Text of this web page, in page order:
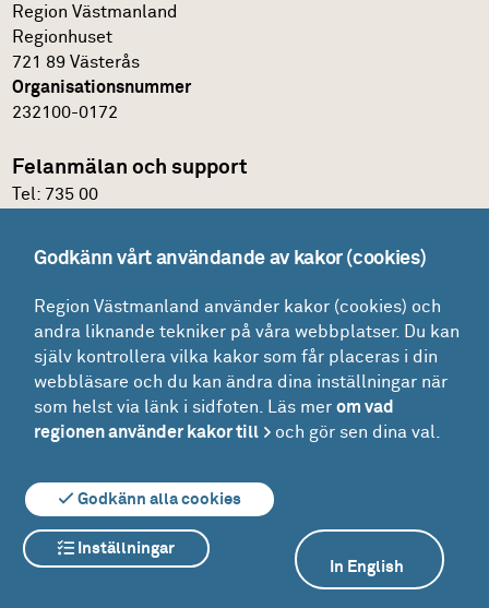
Region Västmanland
Regionhuset
721 89 Västerås
Organisationsnummer
232100-0172
Felanmälan och support
Tel: 735 00
Glömt lösenordet?
Mina ärenden
Lokaler
Drift - felanmälan och beställning
Om webbplatsen Om kakor
Godkänn vårt användande av kakor (cookies)
Region Västmanland använder kakor (cookies) och
andra liknande tekniker på våra webbplatser. Du kan
själv kontrollera vilka kakor som får placeras i din
webbläsare och du kan ändra dina inställningar när
som helst via länk i sidfoten. Läs merom vad
regionen använder kakor till
och gör sen dina val.
Godkänn alla cookies
Inställningar
In English